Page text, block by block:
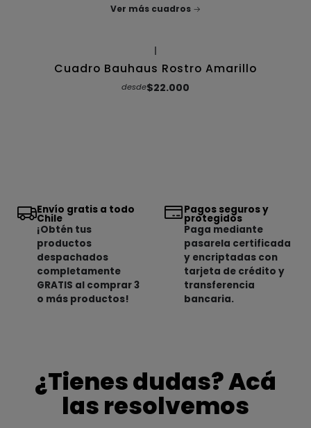
Ver más cuadros
Cuadro Bauhaus Rostro Amarillo
desde$22.000
Envío gratis a todo
Chile
¡Obtén tus
productos
despachados
completamente
GRATIS al comprar 3
o más productos!
Pagos seguros y
protegidos
Paga mediante
pasarela certificada
y encriptadas con
tarjeta de crédito y
transferencia
bancaria.
¿Tienes dudas? Acá
las resolvemos